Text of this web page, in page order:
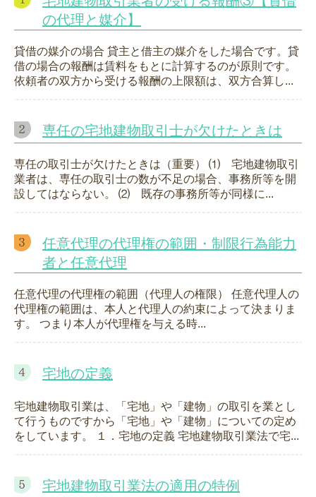
の代理と媒介】
貸借の媒介の場合 貸主と借主の媒介をした場合です。貸
借の場合の報酬は賃料をもとに計算するのが原則です。
依頼者の双方から受ける報酬の上限額は、双方合算し...
専任の宅地建物取引士が欠けたときは
専任の取引士が欠けたときは（重要） ⑴ 宅地建物取引
業者は、専任の取引士の数が不足の場合、事務所等を開
設してはならない。 ⑵ 既存の事務所等が同様に...
任意代理の代理権の範囲・制限行為能力
者と任意代理
任意代理の代理権の範囲（代理人の権限） 任意代理人の
代理権の範囲は、本人と代理人の約束によって決まりま
す。 つまり本人が代理権を与える時...
宅地の定義
宅地建物取引業は、「宅地」や「建物」の取引を業とし
て行うものですから「宅地」や「建物」についての定め
をしています。 １．宅地の定義 宅地建物取引業法で宅...
宅地建物取引業法の適用の特例